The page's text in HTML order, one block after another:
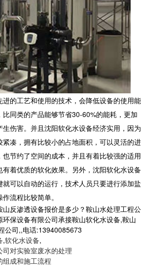
的工艺和使用的技术，会降低设备的使用能
同类的产品能够节省30-60%的能耗，更加
伤害。并且沈阳软化水设备经济实用，因为
凑，拥有比较小的占地面积，可以灵活的进
节约了空间的成本，并且有着比较强的适用
着优质的软化效果。另外，沈阳软化水设备
可以自动的运行，技术人员只要进行添加盐
流程比较简单。
反渗透设备报价是多少？鞍山水处理工程公
保设备有限公司承接鞍山软化水设备,鞍山
公司,,电话:13940085673
,软化水设备,
对实验室废水的处理
组成和施工流程